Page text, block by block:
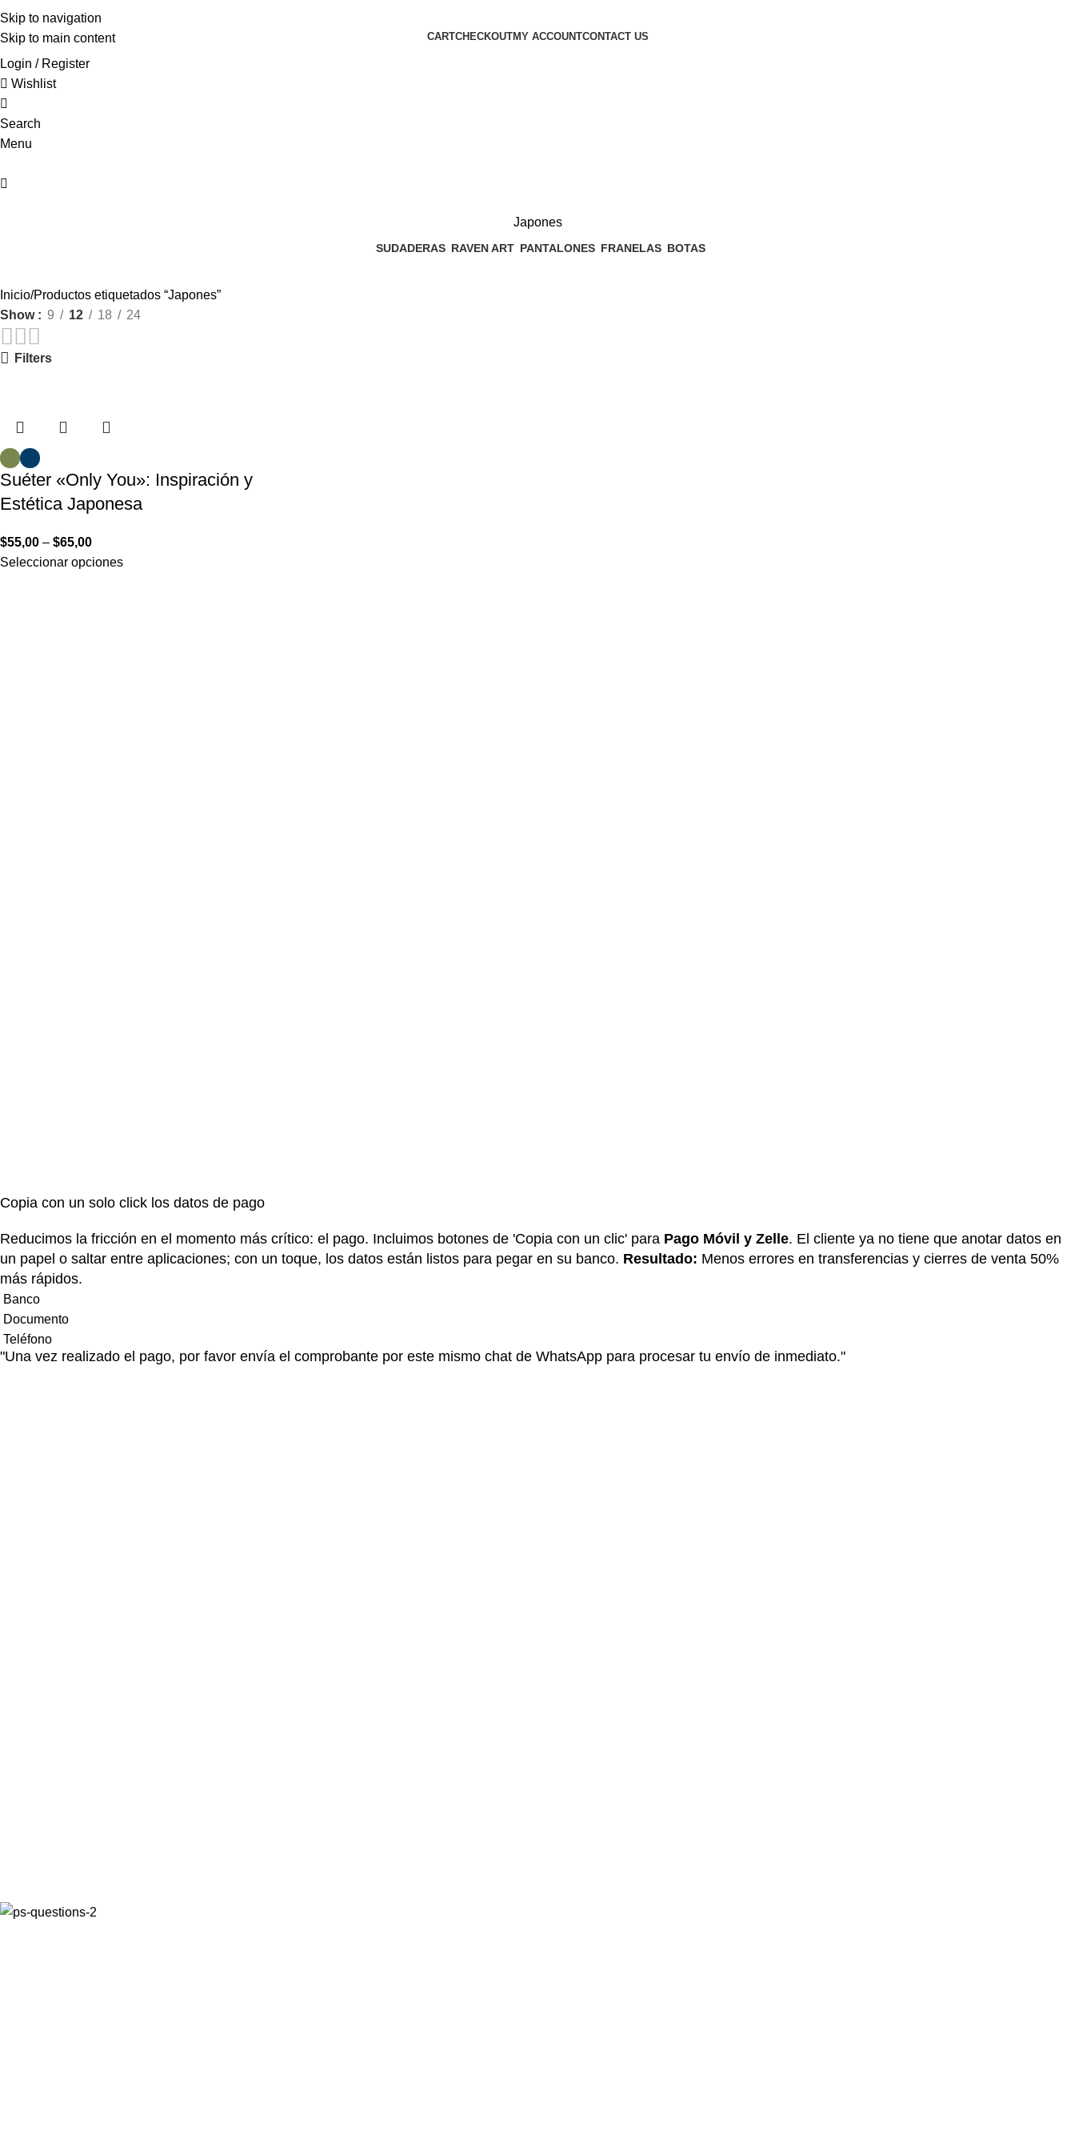
Skip to navigation
Skip to main content
CARTCHECKOUTMY ACCOUNTCONTACT US
Login / Register
Wishlist
Search
Menu
Japones
SUDADERAS RAVEN ART PANTALONES FRANELAS BOTAS
Inicio Productos etiquetados “Japones”
Show
9 12 18 24
Filters
Suéter «Only You»: Inspiración y
Estética Japonesa
$55,00 – $65,00
Seleccionar opciones
Copia con un solo click los datos de pago
Reducimos la fricción en el momento más crítico: el pago. Incluimos botones de 'Copia con un clic' para Pago Móvil y Zelle. El cliente ya no tiene que anotar datos en
un papel o saltar entre aplicaciones; con un toque, los datos están listos para pegar en su banco. Resultado: Menos errores en transferencias y cierres de venta 50%
más rápidos.
Banco
Documento
Teléfono
"Una vez realizado el pago, por favor envía el comprobante por este mismo chat de WhatsApp para procesar tu envío de inmediato."